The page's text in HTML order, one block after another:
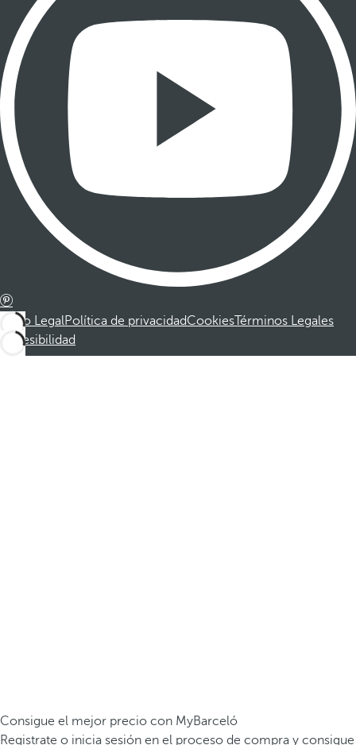
Aviso LegalPolítica de privacidadCookiesTérminos Legales
Accesibilidad
Consigue el mejor precio con MyBarceló
Registrate o inicia sesión en el proceso de compra y consigue